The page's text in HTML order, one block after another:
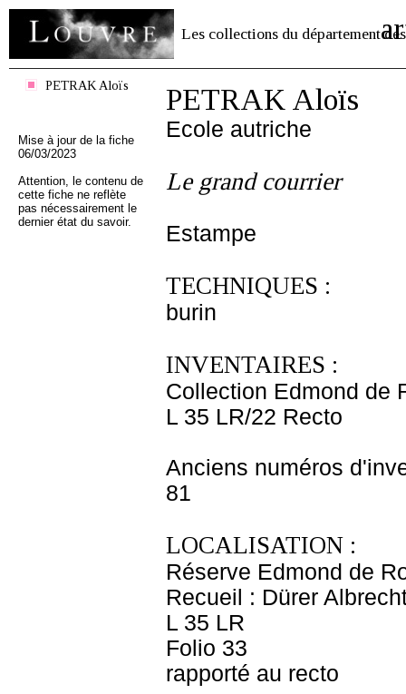
Les collections du département des
PETRAK Aloïs
Mise à jour de la fiche
06/03/2023
Attention, le contenu de
cette fiche ne reflète
pas nécessairement le
dernier état du savoir.
PETRAK Aloïs
Ecole autriche
Le grand courrier
Estampe
TECHNIQUES :
burin
INVENTAIRES :
Collection Edmond de
L 35 LR/22 Recto
Anciens numéros
81
LOCALISATION :
Réserve Edmond de
Recueil : Dürer
L 35 LR
Folio 33
rapporté au recto